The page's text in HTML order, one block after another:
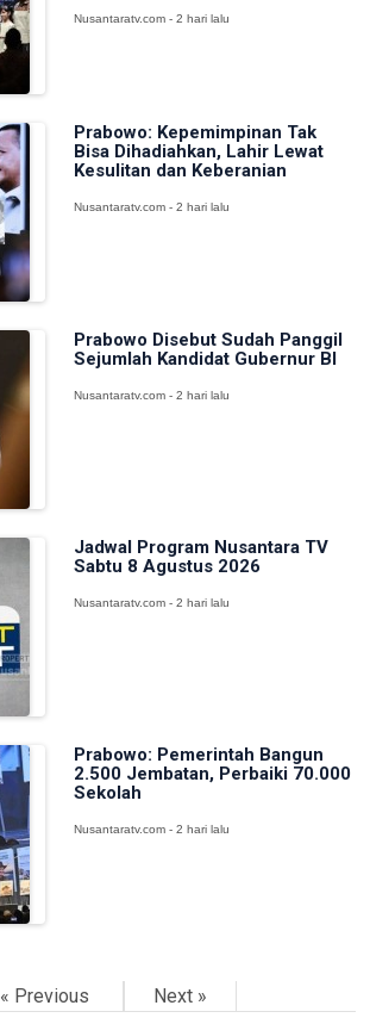
Nusantaratv.com - 2 hari lalu
Prabowo: Kepemimpinan Tak
Bisa Dihadiahkan, Lahir Lewat
Kesulitan dan Keberanian
Nusantaratv.com - 2 hari lalu
Prabowo Disebut Sudah Panggil
Sejumlah Kandidat Gubernur BI
Nusantaratv.com - 2 hari lalu
Jadwal Program Nusantara TV
Sabtu 8 Agustus 2026
Nusantaratv.com - 2 hari lalu
Prabowo: Pemerintah Bangun
2.500 Jembatan, Perbaiki 70.000
Sekolah
Nusantaratv.com - 2 hari lalu
« Previous Next »